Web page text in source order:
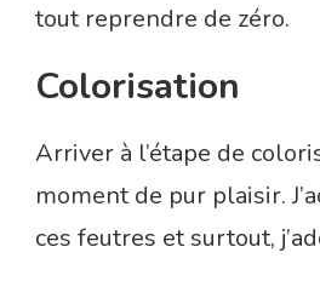
tout reprendre de zéro.
Colorisation
Arriver à l’étape de
moment de pur plaisir.
ces feutres et surtout,